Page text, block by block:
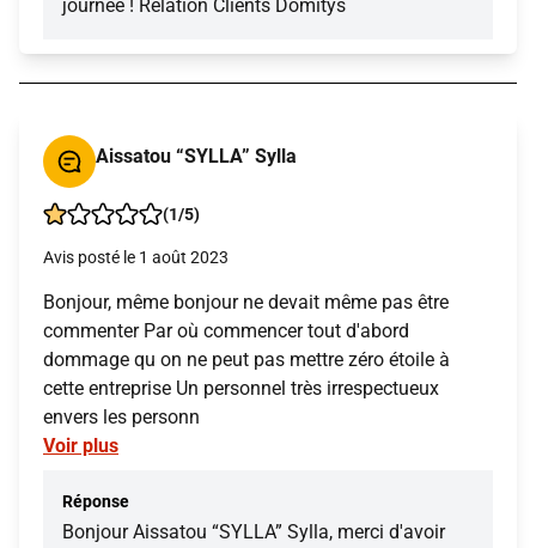
journée ! Relation Clients Domitys
Aissatou “SYLLA” Sylla
(1/5)
Avis posté le 1 août 2023
Bonjour, même bonjour ne devait même pas être
commenter Par où commencer tout d'abord
dommage qu on ne peut pas mettre zéro étoile à
cette entreprise Un personnel très irrespectueux
envers les personn
Voir plus
Réponse
Bonjour Aissatou “SYLLA” Sylla, merci d'avoir